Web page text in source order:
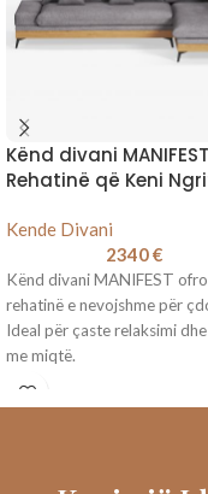
Kënd divani
Rehatinë që Keni
Kende Divani
2340€
Kënd divani MANIFEST
rehatinë e nevojshme për
Ideal për çaste relaksimi
me miqtë.